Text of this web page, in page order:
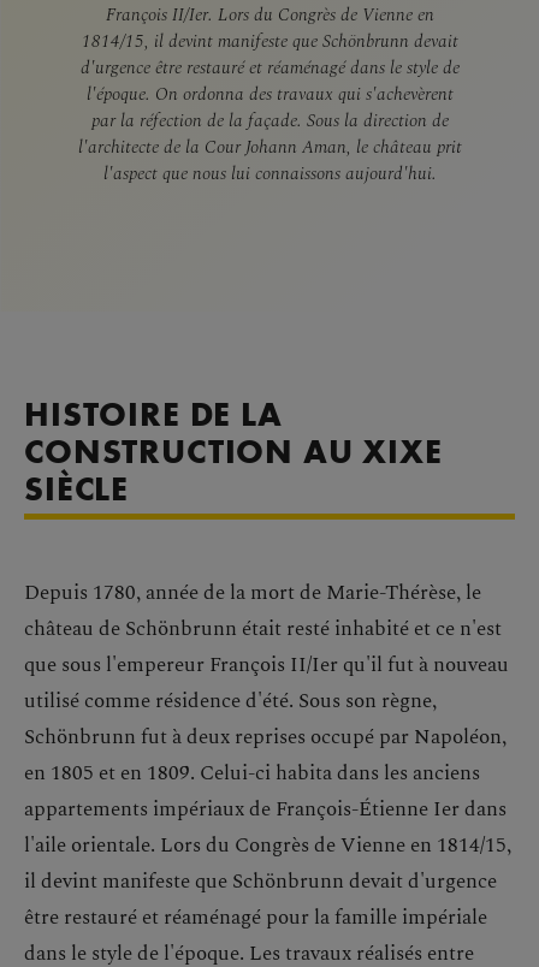
François II/Ier. Lors du Congrès de Vienne en
1814/15, il devint manifeste que Schönbrunn devait
d'urgence être restauré et réaménagé dans le style de
l'époque. On ordonna des travaux qui s'achevèrent
par la réfection de la façade. Sous la direction de
l'architecte de la Cour Johann Aman, le château prit
l'aspect que nous lui connaissons aujourd'hui.
HISTOIRE DE LA
CONSTRUCTION AU XIXE
SIÈCLE
Depuis 1780, année de la mort de Marie-Thérèse, le
château de Schönbrunn était resté inhabité et ce n'est
que sous l'empereur François II/Ier qu'il fut à nouveau
utilisé comme résidence d'été. Sous son règne,
Schönbrunn fut à deux reprises occupé par Napoléon,
en 1805 et en 1809. Celui-ci habita dans les anciens
appartements impériaux de François-Étienne Ier dans
l'aile orientale. Lors du Congrès de Vienne en 1814/15,
il devint manifeste que Schönbrunn devait d'urgence
être restauré et réaménagé pour la famille impériale
dans le style de l'époque. Les travaux réalisés entre